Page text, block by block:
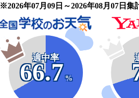
※2026年07月09日～2026年08月07日集
適中率
66.7
%